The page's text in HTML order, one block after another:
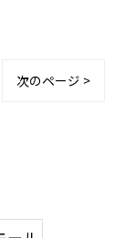
次のページ >